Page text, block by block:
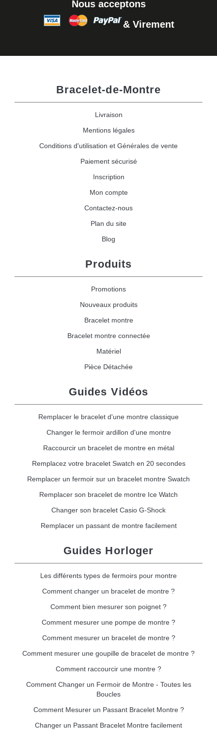
Nous acceptons
& Virement
Bracelet-de-Montre
Livraison
Mentions légales
Conditions d'utilisation et Générales de vente
Paiement sécurisé
Inscription
Mon compte
Contactez-nous
Plan du site
Blog
Produits
Promotions
Nouveaux produits
Bracelet montre
Bracelet montre connectée
Matériel
Pièce Détachée
Guides Vidéos
Remplacer le bracelet d'une montre classique
Changer le fermoir ardillon d'une montre
Raccourcir un bracelet de montre en métal
Remplacez votre bracelet Swatch en 20 secondes
Remplacer un fermoir sur un bracelet montre Swatch
Remplacer son bracelet de montre Ice Watch
Changer son bracelet Casio G-Shock
Remplacer un passant de montre facilement
Guides Horloger
Les différents types de fermoirs pour montre
Comment changer un bracelet de montre ?
Comment bien mesurer son poignet ?
Comment mesurer une pompe de montre ?
Comment mesurer un bracelet de montre ?
Comment mesurer une goupille de bracelet de montre ?
Comment raccourcir une montre ?
Comment Changer un Fermoir de Montre - Toutes les
Boucles
Comment Mesurer un Passant Bracelet Montre ?
Changer un Passant Bracelet Montre facilement